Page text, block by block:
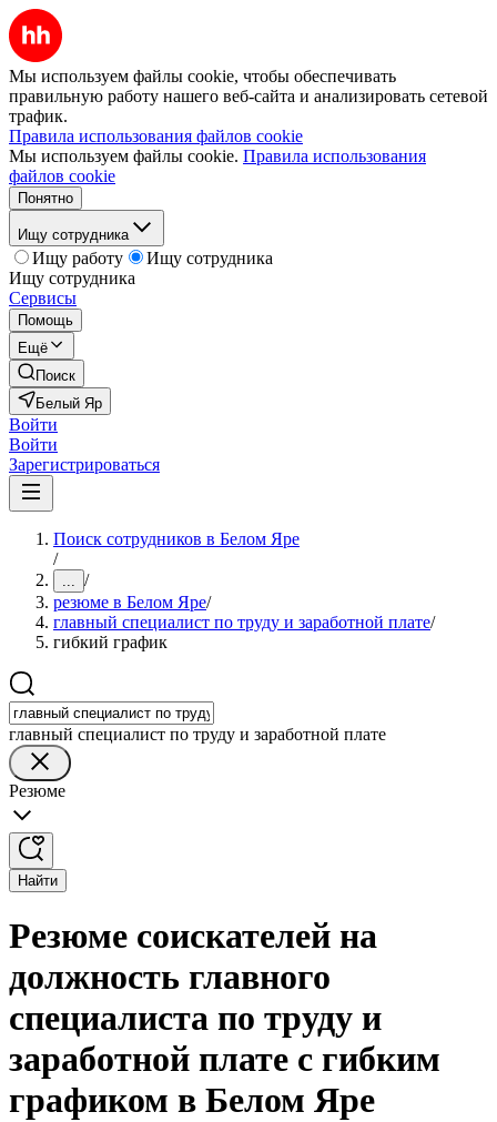
Мы используем файлы cookie, чтобы обеспечивать
правильную работу нашего веб-сайта и анализировать сетевой
трафик.
Правила использования файлов cookie
Мы используем файлы cookie. Правила использования
файлов cookie
Понятно
Ищу сотрудника
Ищу работу
Ищу сотрудника
Ищу сотрудника
Сервисы
Помощь
Ещё
Поиск
Белый Яр
Войти
Войти
Зарегистрироваться
Поиск сотрудников в Белом Яре
/
... /
резюме в Белом Яре/
главный специалист по труду и заработной плате/
гибкий график
главный специалист по труду и заработной плате
Резюме
Найти
Резюме соискателей на
должность главного
специалиста по труду и
заработной плате с гибким
графиком в Белом Яре